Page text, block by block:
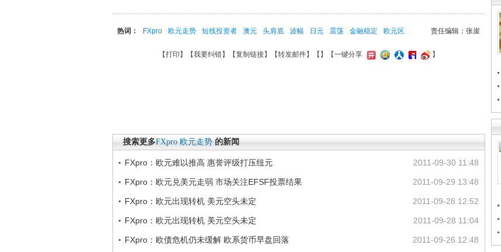
责任编辑：张崖
热词： FXpro 欧元走势 短线投资者 澳元 头肩底 波幅 日元 震荡 金融稳定 欧元区
【打印 】【我要纠错】【复制链接】【转发邮件】【 】 【一键分享 】
搜索更多FXpro 欧元走势 的新闻
2011-09-30 11:48
FXpro：欧元难以推高 惠誉评级打压纽元
2011-09-29 13:48
FXpro：欧元兑美元走弱 市场关注EFSF投票结果
2011-09-28 12:52
FXpro：欧元出现转机 美元空头未定
2011-09-28 11:04
FXpro：欧元出现转机 美元空头未定
2011-09-26 12:48
FXpro：欧债危机仍未缓解 欧系货币早盘回落